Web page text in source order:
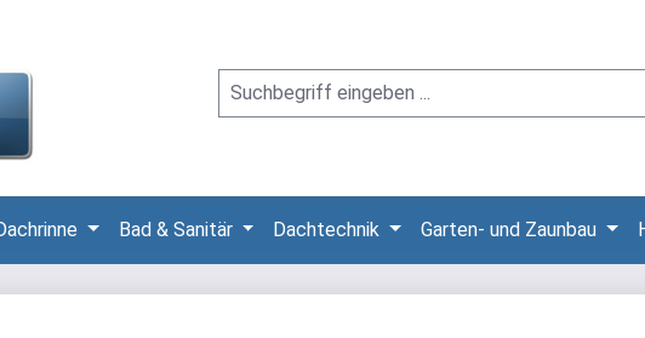
Bad & Sanitär Dachtechnik Garten- und Zaunbau